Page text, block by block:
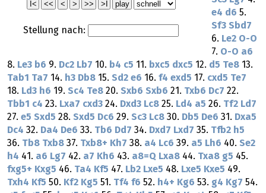
Stellung nach:
e4 d6 5.
Sf3 Sbd7
6. Le2 O-O
7. O-O a6
8. Le3 b6 9. Dc2 Lb7 10. b4 c5 11. bxc5 dxc5 12. d5 Te8 13.
Tab1 Ta7 14. h3 Db8 15. Sd2 e6 16. f4 exd5 17. cxd5 Te7
18. Ld3 h6 19. Sc4 Te8 20. Sxb6 Sxb6 21. Txb6 Dc7 22.
Tbb1 c4 23. Lxa7 cxd3 24. Dxd3 Lc8 25. Ld4 a5 26. Tf2 Ld7
27. e5 Sxd5 28. Sxd5 Dc6 29. Sc3 Lc8 30. Db5 De6 31. Dxa5
Dc4 32. Da4 De6 33. Tb6 Dd7 34. Dxd7 Lxd7 35. Tfb2 h5
36. Tb8 Txb8 37. Txb8+ Kh7 38. a4 Lc6 39. a5 Lh6 40. Se2
h4 41. a6 Lg7 42. a7 Kh6 43. a8=Q Lxa8 44. Txa8 g5 45.
fxg5+ Kxg5 46. Ta4 Kf5 47. Lb2 Lxe5 48. Lxe5 Kxe5 49.
Txh4 Kf5 50. Kf2 Kg5 51. Tf4 f6 52. h4+ Kg6 53. g4 Kg7 54.